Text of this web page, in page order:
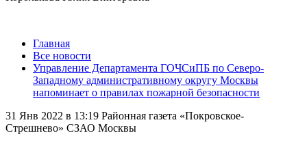
Главная
Все новости
Управление Департамента ГОЧСиПБ по Северо-
Западному административному округу Москвы
напоминает о правилах пожарной безопасности
31 Янв 2022 в 13:19 Районная газета «Покровское-
Стрешнево» СЗАО Москвы